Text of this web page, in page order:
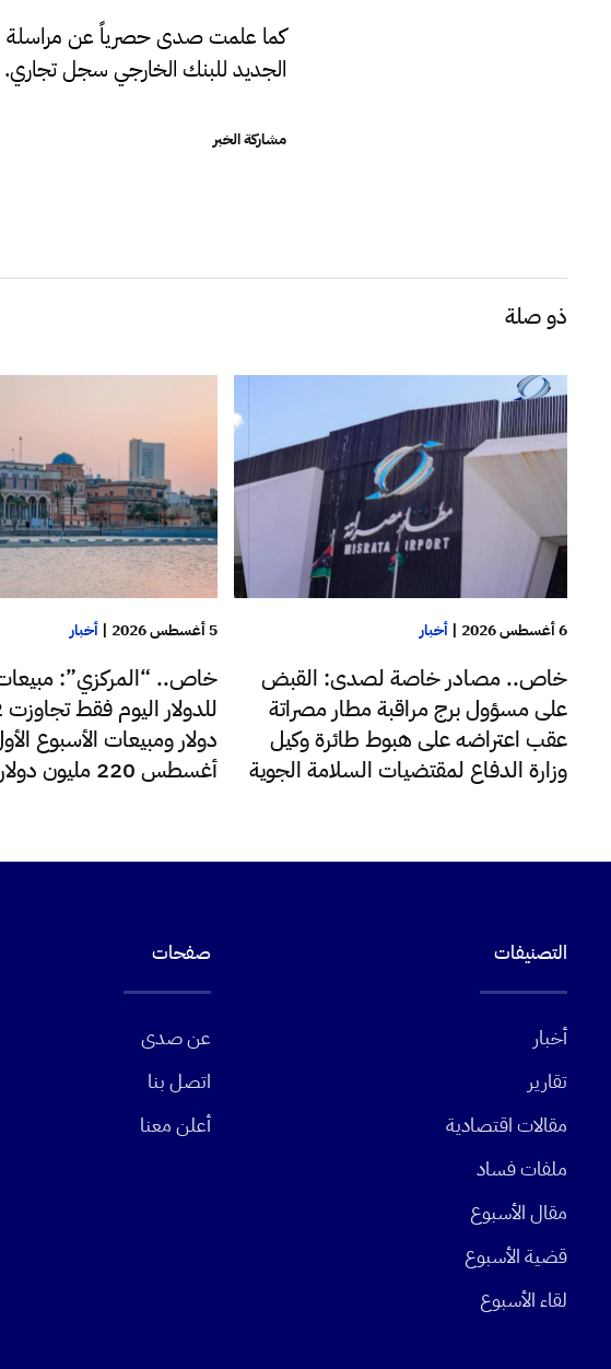
كما علمت صدى حصرياً عن مراسلة
الجديد للبنك الخارجي سجل تجاري.
مشاركة الخبر
ذو صلة
6 أغسطس 2026 | أخبار
خاص.. مصادر خاصة لصدى: القبض
على مسؤول برج مراقبة مطار مصراتة
عقب اعتراضه على هبوط طائرة وكيل
وزارة الدفاع لمقتضيات السلامة الجوية
5 أغسطس 2026 | أخبار
خاص.. “المركزي”:
دولار ومبيعات الأسبوع
أغسطس 220 مليون دولار
التصنيفات
أخبار
تقارير
مقالات اقتصادية
ملفات فساد
مقال الأسبوع
قضية الأسبوع
لقاء الأسبوع
صفحات
عن صدى
اتصل بنا
أعلن معنا